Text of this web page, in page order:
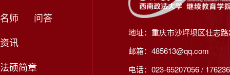
名师
问答
资讯
法硕简章
地址：重庆市沙坪坝区壮志
邮箱：485613@qq.com
电话：023-65207056 /